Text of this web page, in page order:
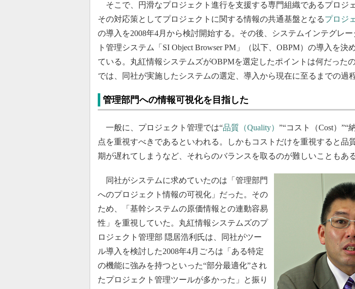
そこで、円滑なプロジェクト進行を支援する専門組織であるプロジ
その対応策としてプロジェクトに関する情報の共通基盤となるプロジ
の導入を2008年4月から検討開始する。その後、システムインテグレ
ト管理システム「SI Object Browser PM」（以下、OBPM）の導入を決
ている。丸紅情報システムズがOBPMを選定したポイントは何だっ
では、同社が実施したシステムの選定、導入から現在に至るまでの過
管理部門への情報可視化を目指した
一般に、プロジェクト管理では“品質（Quality） ”“コスト（Cost）”“
点を重視すべきであるといわれる。しかもコストだけを重視すると品
期が遅れてしまうなど、それらのバランスを取るのが難しいこともある
同社がシステムに求めていたのは「管理部門
へのプロジェクト情報の可視化」だった。その
ため、「基幹システムの原価情報との連動容易
性」を重視していた。丸紅情報システムズのプ
ロジェクト管理部 隠居浩利氏は、同社がツー
ル導入を検討した2008年4月ごろは「ある特定
の機能に強みを持つといった“部分最適化”され
たプロジェクト管理ツールが多かった」と振り